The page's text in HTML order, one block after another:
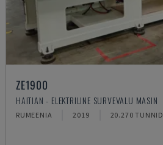
ZE1900
HAITIAN - ELEKTRILINE SURVEVALU MASIN
RUMEENIA 2019 20.270 TUNNID